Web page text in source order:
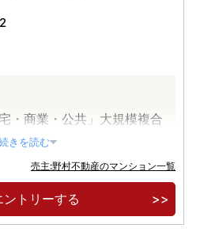
・商業・公共」大規模複合
525邸、免震タワーレジデン
わりを尽くした上質と暮ら
きを読む
売主:野村不動産のマンション一覧
ントリーする